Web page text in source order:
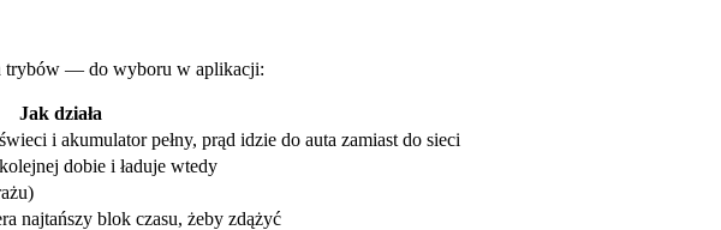
trybów — do wyboru w aplikacji:
Jak działa
i akumulator pełny, prąd idzie do auta zamiast do sieci
dobie i ładuje wtedy
najtańszy blok czasu, żeby zdążyć